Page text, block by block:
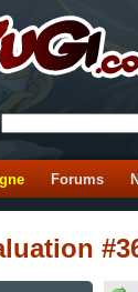
Forums